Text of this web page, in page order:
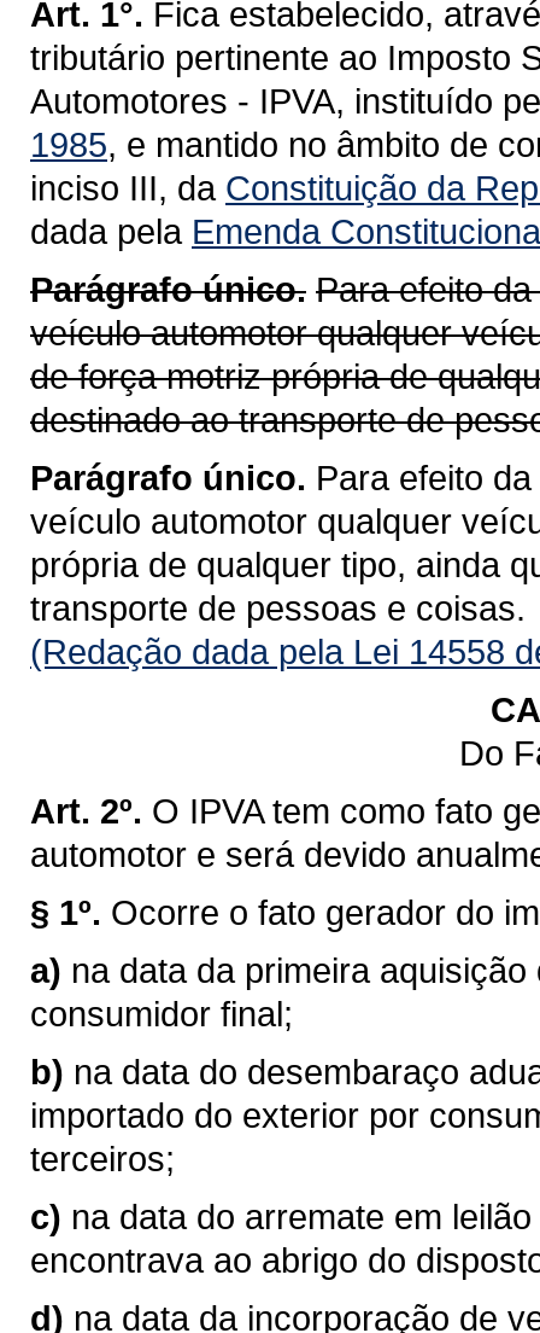
Art. 1°. Fica estabelecido,
tributário pertinente ao Imposto
Automotores - IPVA, instituído
1985, e mantido no âmbito de
inciso III, da Constituição da
dada pela Emenda
Parágrafo único. Para efeito
veículo automotor qualquer
de força motriz própria de
destinado ao transporte de
Parágrafo único. Para efeito
veículo automotor qualquer
própria de qualquer tipo, ainda
transporte de pessoas e coisas.
(Redação dada pela Lei 14558
Do
Art. 2º. O IPVA tem como fato
automotor e será devido
§ 1º. Ocorre o fato gerador do
a) na data da primeira
consumidor final;
b) na data do desembaraço
importado do exterior por
terceiros;
c) na data do arremate em
encontrava ao abrigo do
d) na data da incorporação de